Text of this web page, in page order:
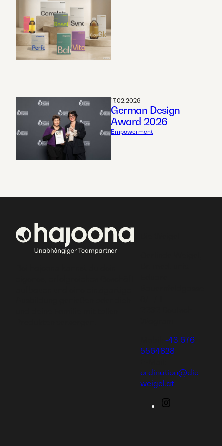
17.02.2026
German Design
Award 2026
Empowerment
+43 676
5564828
ordination@die-
weigel.at